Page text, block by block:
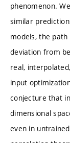
phenomenon.
similar
models, the
deviation from
real,
input
conjecture that
dimensional
even in